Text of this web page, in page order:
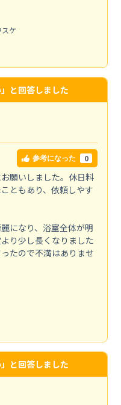
ケ
」と回答しました
参考になった 0
願いしました。休日料
ともあり、依頼しやす
になり、浴室全体が明
り少し長くなりました
たので不満はありませ
」と回答しました